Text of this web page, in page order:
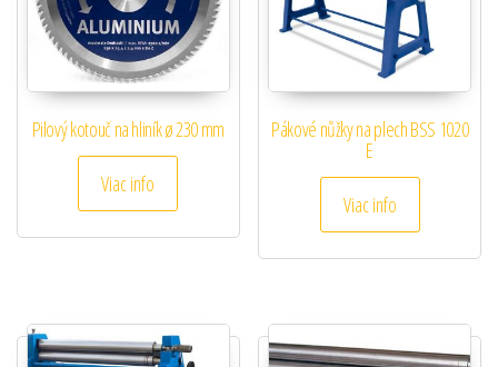
Pilový kotouč na hliník ø 230 mm
Viac info
Pákové nůžky na plech BSS 1020
E
Viac info